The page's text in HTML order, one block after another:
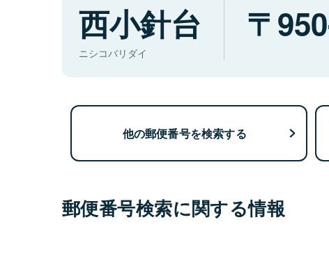
西小針台
ニシコバリダイ
他の郵便番号を検索する
郵便番号検索に関する情報